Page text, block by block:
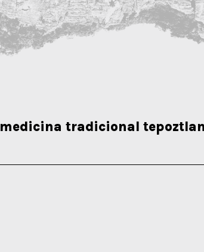
medicina tradicional